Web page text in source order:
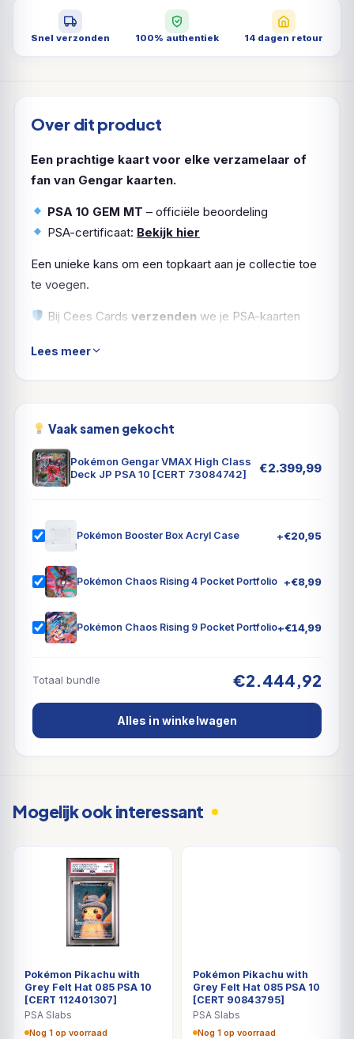
Snel verzonden 100% authentiek 14 dagen retour
Over dit product
Een prachtige kaart voor elke verzamelaar of
fan van Gengar kaarten.
PSA 10 GEM MT – officiële beoordeling
PSA-certificaat: Bekijk hier
Een unieke kans om een topkaart aan je collectie toe
te voegen.
Bij Cees Cardsverzenden we je PSA-kaarten
komt jouw Gengar
Lees meer
Vaak samen gekocht
Pokémon Gengar VMAX High Class
Deck JP PSA 10 [CERT 73084742]
€2.399,99
Pokémon Booster Box Acryl Case +€20,95
Pokémon Chaos Rising 4 Pocket Portfolio +€8,99
Pokémon Chaos Rising 9 Pocket Portfolio+€14,99
Totaal bundle €2.444,92
Alles in winkelwagen
Mogelijk ook interessant
Pokémon Pikachu with
Grey Felt Hat 085 PSA 10
[CERT 112401307]
PSA Slabs
Nog 1 op voorraad
Pokémon Pikachu with
Grey Felt Hat 085 PSA 10
[CERT 90843795]
PSA Slabs
Nog 1 op voorraad